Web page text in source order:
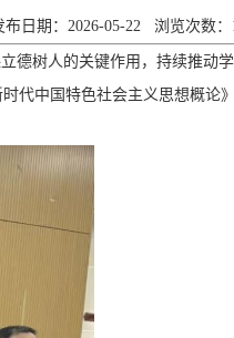
期：2026-05-22 浏览次数：
德树人的关键作用，持续推动
代中国特色社会主义思想概论